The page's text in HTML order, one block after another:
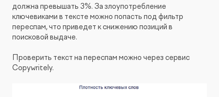
должна превышать 3%. За злоупотребление
ключевиками в тексте можно попасть под фильтр
переспам, что приведет к снижению позиций в
поисковой выдаче.
Проверить текст на переспам можно через сервис
Copywritely.